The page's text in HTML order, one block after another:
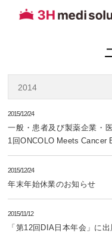
2015/12/24
一般・患者及び製薬企業・
1回ONCOLO Meets Cancer
2015/12/24
年末年始休業のお知らせ
2015/11/12
「第12回DIA日本年会」に出